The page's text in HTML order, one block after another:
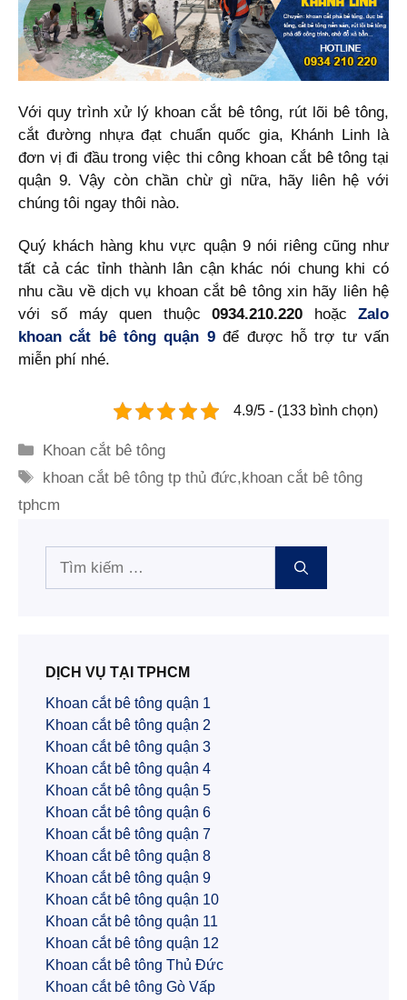
Với quy trình xử lý khoan cắt bê tông, rút lõi bê tông,
cắt đường nhựa đạt chuẩn quốc gia, Khánh Linh là
đơn vị đi đầu trong việc thi công khoan cắt bê tông tại
quận 9. Vậy còn chần chừ gì nữa, hãy liên hệ với
chúng tôi ngay thôi nào.
Quý khách hàng khu vực quận 9 nói riêng cũng như
tất cả các tỉnh thành lân cận khác nói chung khi có
nhu cầu về dịch vụ khoan cắt bê tông xin hãy liên hệ
với số máy quen thuộc0934.210.220 hoặcZalo
khoan cắt bê tông quận 9để được hỗ trợ tư vấn
miễn phí nhé.
4.9/5 - (133 bình chọn)
Danh
mục
Khoan cắt bê tông
Thẻ
khoan cắt bê tông tp thủ đức,khoan cắt bê tông
tphcm
kiếm
DỊCH VỤ TẠI TPHCM
Khoan cắt bê tông quận 1
Khoan cắt bê tông quận 2
Khoan cắt bê tông quận 3
Khoan cắt bê tông quận 4
Khoan cắt bê tông quận 5
Khoan cắt bê tông quận 6
Khoan cắt bê tông quận 7
Khoan cắt bê tông quận 8
Khoan cắt bê tông quận 9
Khoan cắt bê tông quận 10
Khoan cắt bê tông quận 11
Khoan cắt bê tông quận 12
Khoan cắt bê tông Thủ Đức
Khoan cắt bê tông Gò Vấp